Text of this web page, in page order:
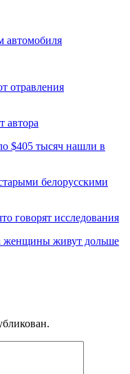
автомобиля
отравления
автора
$405 тысяч нашли в
белорусскими
говорят исследования
женщины живут дольше